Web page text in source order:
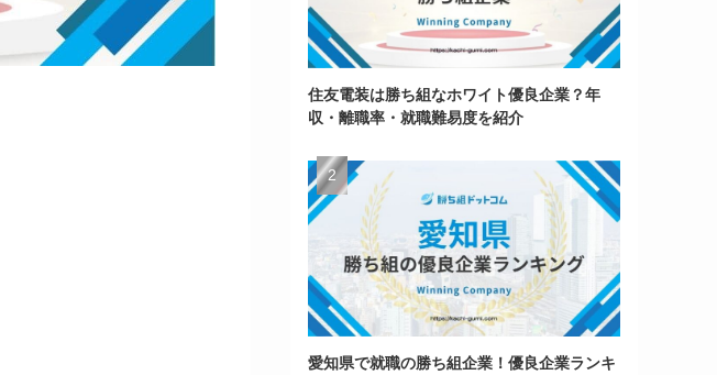
住友電装は勝ち組なホワイト優良企業？年
収・離職率・就職難易度を紹介
愛知県で就職の勝ち組企業！優良企業ランキ